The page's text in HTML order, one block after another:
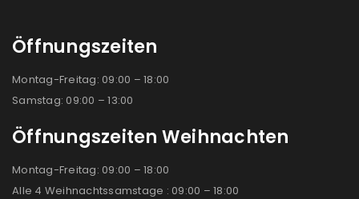
Öffnungszeiten
Montag-Freitag: 09:00 – 18:00
Samstag: 09:00 – 13:00
Öffnungszeiten Weihnachten
Montag-Freitag: 09:00 – 18:00
Alle 4 Weihnachtssamstage : 09:00 – 18:00